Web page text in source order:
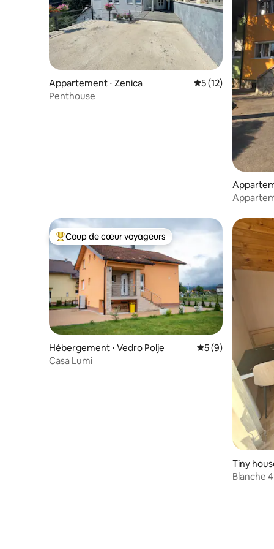
Appartement ⋅ Zenica Évaluation
5 (12)
Penthouse
Coups de cœur voyageurs les plus appréciés
Coup de cœur voyageurs
Hébergement ⋅ Vedro Polje Évaluation
5 (9)
Casa Lumi
Tiny
Blanche 4